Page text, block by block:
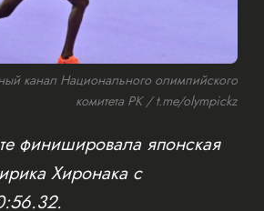
канал Национального олимпийского
комитета РК / t.me/olympickz
финишировала японская
Хиронака с